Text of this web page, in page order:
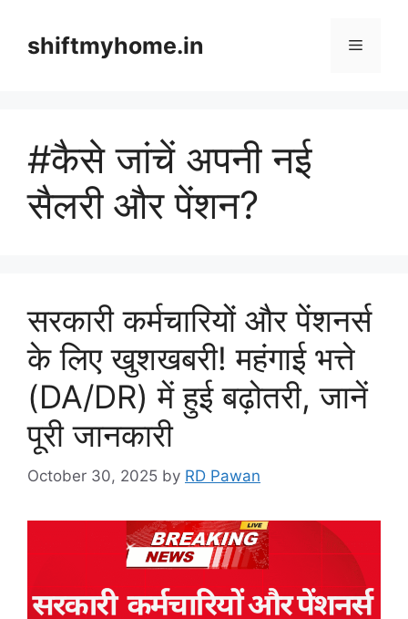
contentshiftmyhome.in Menu
#कैसे जांचें अपनी नई
सैलरी और पेंशन?
सरकारी कर्मचारियों और पेंशनर्स
के लिए खुशखबरी! महंगाई भत्ते
(DA/DR) में हुई बढ़ोतरी, जानें
पूरी जानकारी
October 30, 2025 by RD Pawan